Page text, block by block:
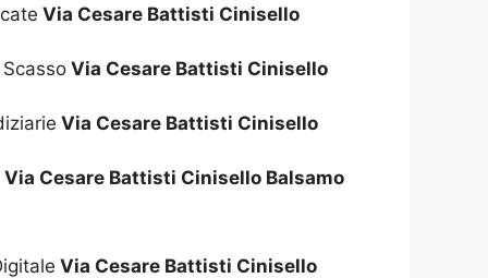
Via Cesare Battisti Cinisello
Via Cesare Battisti Cinisello
Via Cesare Battisti Cinisello
Via Cesare Battisti Cinisello Balsamo
Via Cesare Battisti Cinisello